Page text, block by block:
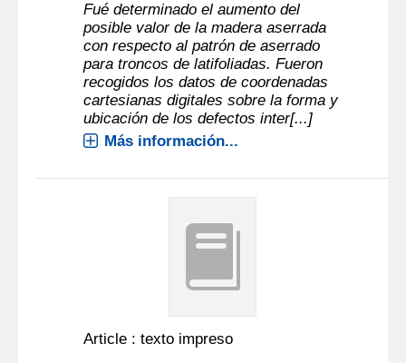
Fué determinado el aumento del
posible valor de la madera aserrada
con respecto al patrón de aserrado
para troncos de latifoliadas. Fueron
recogidos los datos de coordenadas
cartesianas digitales sobre la forma y
ubicación de los defectos inter[...]
Más información...
Article : texto impreso